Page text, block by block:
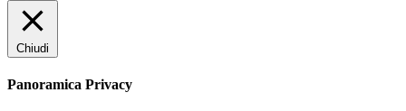
Chiudi
Panoramica Privacy